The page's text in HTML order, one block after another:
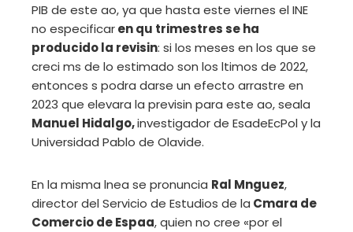
PIB de este ao, ya que hasta este viernes el INE
no especificaren qu trimestres se ha
producido la revisin: si los meses en los que se
creci ms de lo estimado son los ltimos de 2022,
entonces s podra darse un efecto arrastre en
2023 que elevara la previsin para este ao, seala
Manuel Hidalgo,investigador de EsadeEcPol y la
Universidad Pablo de Olavide.
En la misma lnea se pronuncia Ral Mnguez,
director del Servicio de Estudios de la Cmara de
Comercio de Espaa, quien no cree «por el